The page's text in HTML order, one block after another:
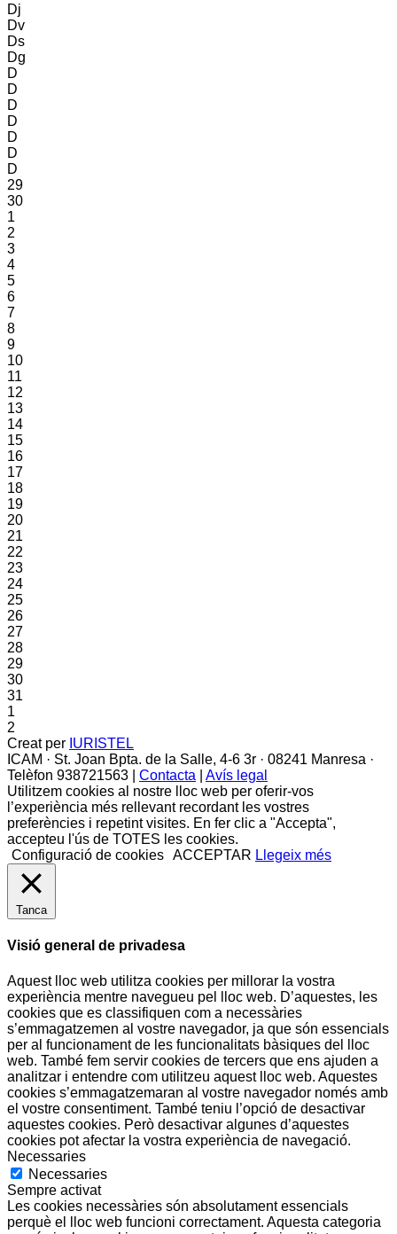
Dj
Dv
Ds
Dg
D
D
D
D
D
D
D
29
30
1
2
3
4
5
6
7
8
9
10
11
12
13
14
15
16
17
18
19
20
21
22
23
24
25
26
27
28
29
30
31
1
2
Creat per IURISTEL
ICAM · St. Joan Bpta. de la Salle, 4-6 3r · 08241 Manresa ·
Telèfon 938721563 | Contacta
Avís legal
Utilitzem cookies al nostre lloc web per oferir-vos
l’experiència més rellevant recordant les vostres
preferències i repetint visites. En fer clic a "Accepta",
accepteu l'ús de TOTES les cookies.
Configuració de cookies ACCEPTAR Llegeix més
Tanca
Visió general de privadesa
Aquest lloc web utilitza cookies per millorar la vostra
experiència mentre navegueu pel lloc web. D’aquestes, les
cookies que es classifiquen com a necessàries
s’emmagatzemen al vostre navegador, ja que són essencials
per al funcionament de les funcionalitats bàsiques del lloc
web. També fem servir cookies de tercers que ens ajuden a
analitzar i entendre com utilitzeu aquest lloc web. Aquestes
cookies s’emmagatzemaran al vostre navegador només amb
el vostre consentiment. També teniu l’opció de desactivar
aquestes cookies. Però desactivar algunes d’aquestes
cookies pot afectar la vostra experiència de navegació.
Necessaries
Necessaries
Sempre activat
Les cookies necessàries són absolutament essencials
perquè el lloc web funcioni correctament. Aquesta categoria